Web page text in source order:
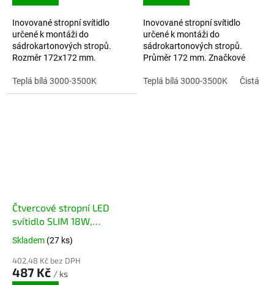
Inovované stropní svítidlo
určené k montáži do
sádrokartonových stropů.
Rozměr 172x172 mm.
značkové trafo LIFUD.
Teplá bílá 3000-3500K
Inovované stropní svítidlo
určené k montáži do
sádrokartonových stropů.
Průměr 172 mm. Značkové
LIFUD.
Teplá bílá 3000-3500K Čistá
Čtvercové stropní LED
svítidlo SLIM 18W,
225x225 mm, Lifud driver,
RUNLITE LED
Skladem (27 ks)
402,48 Kč bez DPH
487 Kč / ks